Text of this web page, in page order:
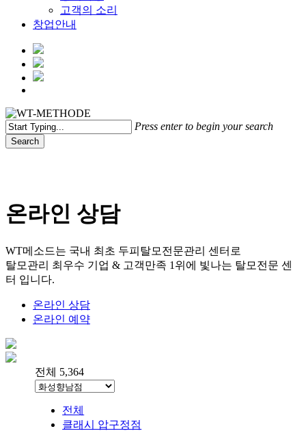
고객의 소리
창업안내
Press enter to begin your search
Search
온라인 상담
WT메소드는 국내 최초 두피탈모전문관리 센터로
탈모관리 최우수 기업 & 고객만족 1위에 빛나는 탈모전문 센
터 입니다.
온라인 상담
온라인 예약
전체 5,364
전체
클래시 압구정점